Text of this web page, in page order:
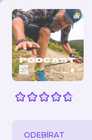
ODEBÍRAT